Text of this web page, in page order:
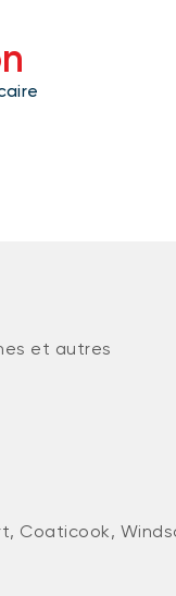
et autres
Coaticook,